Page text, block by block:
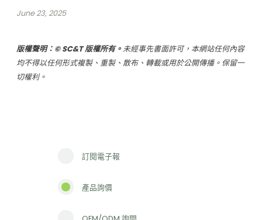
June 23, 2025
版權聲明：© SC&T 版權所有。未經事先書面許可，本網站任何內容
均不得以任何形式複製、重製、散布、轉載或用於公開傳播。保留一
切權利。
訂閱電子報
產品詢價